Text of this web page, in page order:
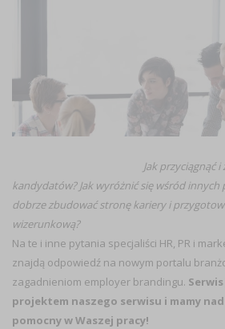
Jak przyciągnąć
kandydatów? Jak wyróżnić się wśród innych
dobrze zbudować stronę kariery i
wizerunkową?
Na te i inne pytania specjaliści HR, PR i
znajdą odpowiedź na nowym portalu
zagadnieniom employer brandingu.
projektem naszego serwisu i mamy
pomocny w Waszej pracy!